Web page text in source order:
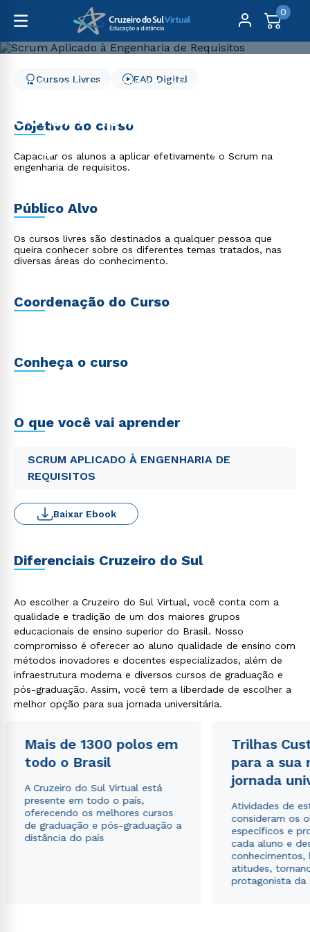
0
Cursos Livres
Engenharia e Tecnologia
Scrum Aplicado à
Engenharia de Requisitos
Cursos Livres EAD Digital
Objetivo do curso
Capacitar os alunos a aplicar efetivamente o Scrum na
engenharia de requisitos.
Público Alvo
Os cursos livres são destinados a qualquer pessoa que
queira conhecer sobre os diferentes temas tratados, nas
diversas áreas do conhecimento.
Coordenação do Curso
Conheça o curso
O que você vai aprender
SCRUM APLICADO À ENGENHARIA DE
REQUISITOS
Baixar Ebook
Diferenciais Cruzeiro do Sul
Ao escolher a Cruzeiro do Sul Virtual, você conta com a
qualidade e tradição de um dos maiores grupos
educacionais de ensino superior do Brasil. Nosso
compromisso é oferecer ao aluno qualidade de ensino com
métodos inovadores e docentes especializados, além de
infraestrutura moderna e diversos cursos de graduação e
pós-graduação. Assim, você tem a liberdade de escolher a
melhor opção para sua jornada universitária.
Mais de 1300 polos em
todo o Brasil
A Cruzeiro do Sul Virtual está
presente em todo o país,
oferecendo os melhores cursos
de graduação e pós-graduação a
distância do país
Trilhas
para a sua
jornada
Atividades de
consideram os
específicos e
cada aluno e
conhecimentos,
atitudes,
protagonista da